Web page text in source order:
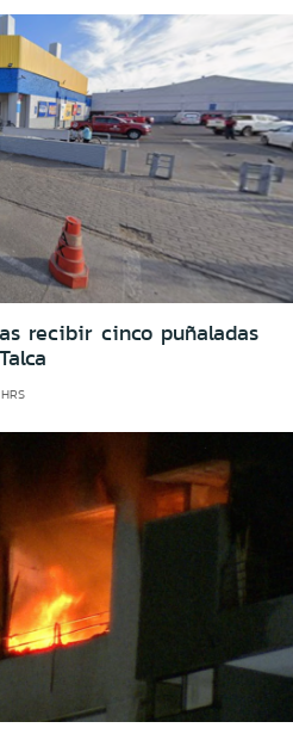
recibir cinco puñaladas